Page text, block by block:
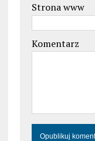
Strona www
Komentarz